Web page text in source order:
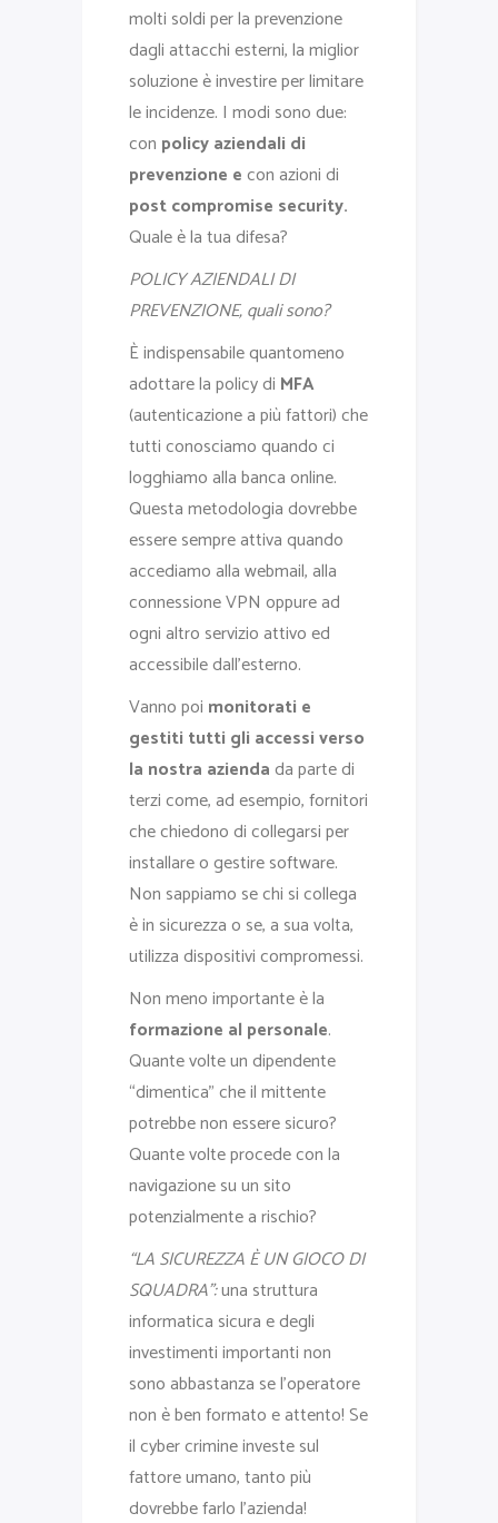
molti soldi per la prevenzione
dagli attacchi esterni, la miglior
soluzione è investire per limitare
le incidenze. I modi sono due:
con policy aziendali di
prevenzione econ azioni di
post compromise security.
Quale è la tua difesa?
POLICY AZIENDALI DI
PREVENZIONE, quali sono?
È indispensabile quantomeno
adottare la policy di MFA
(autenticazione a più fattori) che
tutti conosciamo quando ci
logghiamo alla banca online.
Questa metodologia dovrebbe
essere sempre attiva quando
accediamo alla webmail, alla
connessione VPN oppure ad
ogni altro servizio attivo ed
accessibile dall’esterno.
Vanno poi monitorati e
gestiti tutti gli accessi verso
la nostra aziendada parte di
terzi come, ad esempio, fornitori
che chiedono di collegarsi per
installare o gestire software.
Non sappiamo se chi si collega
è in sicurezza o se, a sua volta,
utilizza dispositivi compromessi.
Non meno importante è la
formazione al personale.
Quante volte un dipendente
“dimentica” che il mittente
potrebbe non essere sicuro?
Quante volte procede con la
navigazione su un sito
potenzialmente a rischio?
“LA SICUREZZA È UN GIOCO DI
SQUADRA”:una struttura
informatica sicura e degli
investimenti importanti non
sono abbastanza se l’operatore
non è ben formato e attento! Se
il cyber crimine investe sul
fattore umano, tanto più
dovrebbe farlo l’azienda!